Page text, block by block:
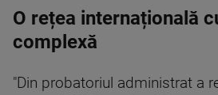
O rețea internațională
complexă
"Din probatoriul administrat a